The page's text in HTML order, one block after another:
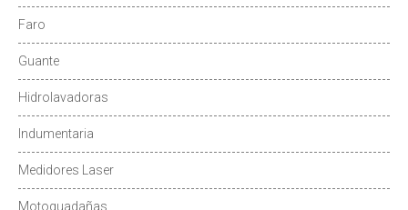
Faro
Guante
Hidrolavadoras
Indumentaria
Medidores Laser
Motoguadañas